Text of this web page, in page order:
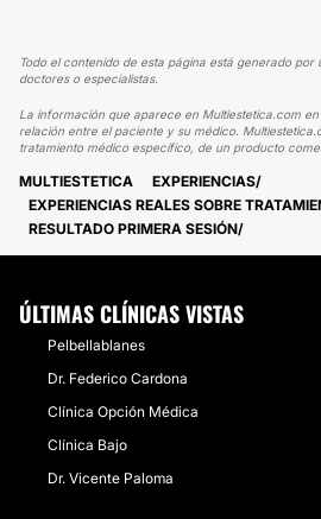
Todo el contenido de esta página está generado
doctores o especialistas.
La información que aparece en Multiestetica.com
relación entre el paciente y su médico.
tratamiento médico específico, de un producto
MULTIESTETICA
EXPERIENCIAS
EXPERIENCIAS REALES SOBRE
RESULTADO PRIMERA SESIÓN
ÚLTIMAS CLÍNICAS VISTAS
Pelbellablanes
Dr. Federico Cardona
Clínica Opción Médica
Clínica Bajo
Dr. Vicente Paloma